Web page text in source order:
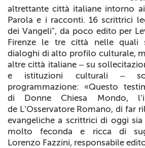
altrettante città italiane intorno
Parola e i racconti. 16 scrittrici
dei Vangeli", da poco edito per
Firenze le tre città nelle quali
dialoghi di alto profilo culturale,
altre città italiane – su
e istituzioni culturali –
programmazione: «Questo
di
Donne Chiesa Mondo,
de L’Osservatore Romano, di far
evangeliche a scrittrici di oggi
molto feconda e ricca di
Lorenzo Fazzini, responsabile